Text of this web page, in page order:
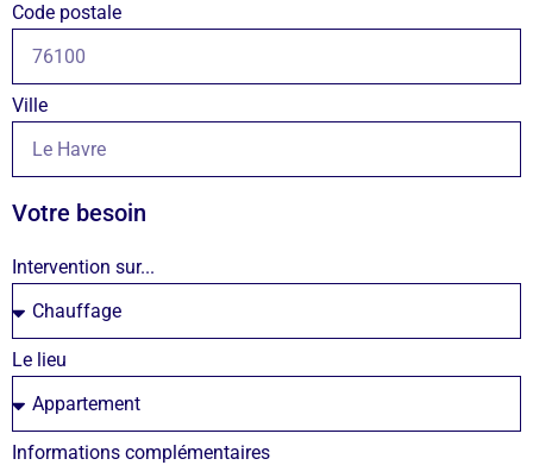
Code postale
Ville
Votre besoin
Intervention sur...
Le lieu
Informations complémentaires